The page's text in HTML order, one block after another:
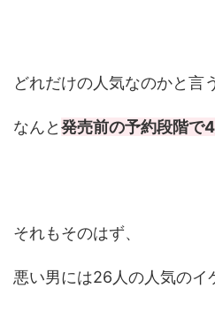
どれだけの人気なのかと言
なんと発売前の予約段階で
それもそのはず、
悪い男には26人の人気のイ